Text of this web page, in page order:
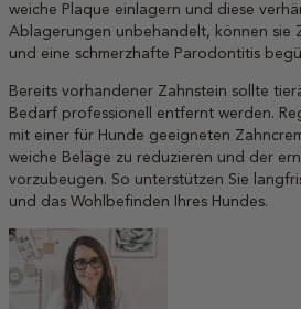
weiche Plaque einlagern und diese
Ablagerungen unbehandelt, können sie
und eine schmerzhafte Parodontitis
Bereits vorhandener Zahnstein sollte
Bedarf professionell entfernt werden.
mit einer für Hunde geeigneten
weiche Beläge zu reduzieren und der
vorzubeugen. So unterstützen Sie
und das Wohlbefinden Ihres Hundes.